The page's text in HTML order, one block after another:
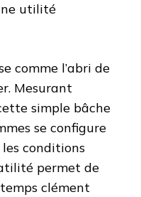
utilité
comme l’abri de
Mesurant
simple bâche
se configure
conditions
permet de
clément